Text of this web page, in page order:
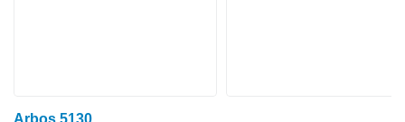
Arbos 5130